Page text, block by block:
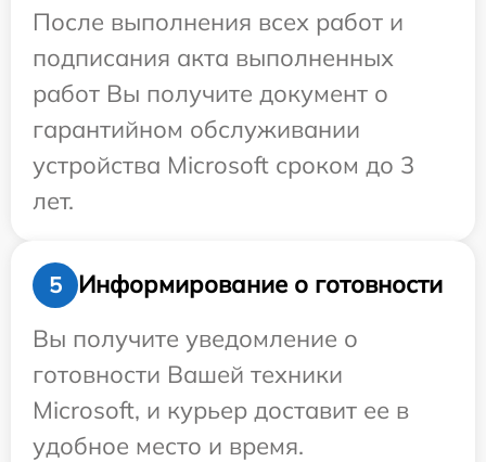
После выполнения всех работ и
подписания акта выполненных
работ Вы получите документ о
гарантийном обслуживании
устройства Microsoft сроком до 3
лет.
5
Информирование о готовности
Вы получите уведомление о
готовности Вашей техники
Microsoft, и курьер доставит ее в
удобное место и время.